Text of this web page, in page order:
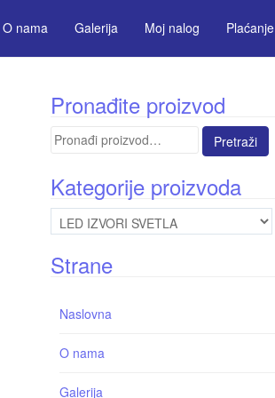
O nama Galerija Moj nalog Plaćanje
Pronađite proizvod
Pretraga
Kategorije proizvoda
Strane
Naslovna
O nama
Galerija